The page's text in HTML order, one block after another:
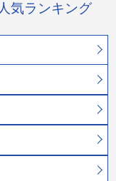
気ランキング